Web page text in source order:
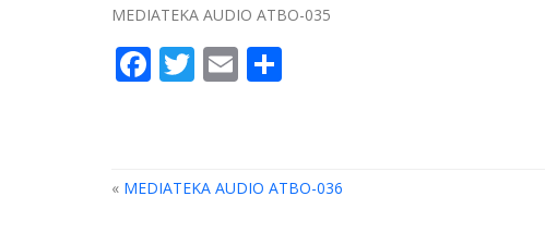
MEDIATEKA AUDIO ATBO-035
Facebook
Twitter
Email
« MEDIATEKA AUDIO ATBO-036